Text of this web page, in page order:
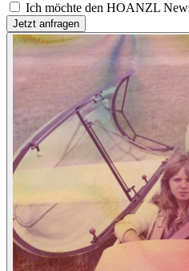
Ich möchte den HOANZL